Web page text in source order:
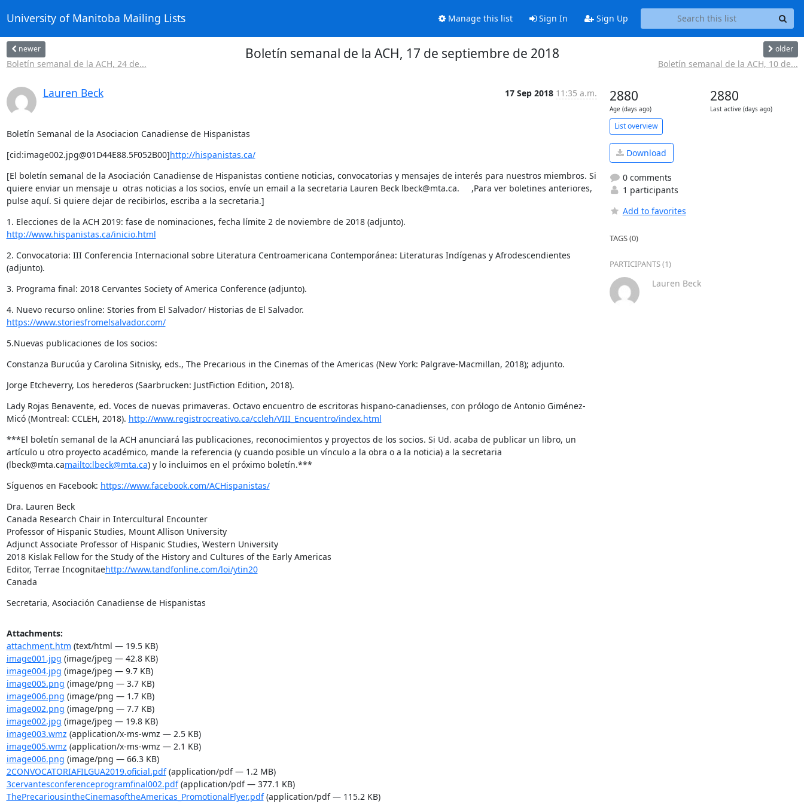
University of Manitoba Mailing Lists Manage this list Sign In Sign Up
newer
Boletín semanal de la ACH, 24 de...
Boletín semanal de la ACH, 17 de septiembre de 2018 older
Boletín semanal de la ACH, 10 de...
Lauren Beck 17 Sep 2018 11:35 a.m.
Boletín Semanal de la Asociacion Canadiense de Hispanistas
[cid:image002.jpg@01D44E88.5F052B00]http://hispanistas.ca/
[El boletín semanal de la Asociación Canadiense de Hispanistas contiene noticias, convocatorias y mensajes de interés para nuestros miembros. Si
quiere enviar un mensaje u  otras noticias a los socios, envíe un email a la secretaria Lauren Beck lbeck@mta.ca.     ,Para ver boletines anteriores,
pulse aquí. Si quiere dejar de recibirlos, escriba a la secretaria.]
http://www.hispanistas.ca/inicio.html
2. Convocatoria: III Conferencia Internacional sobre Literatura Centroamericana Contemporánea: Literaturas Indígenas y Afrodescendientes
(adjunto).
3. Programa final: 2018 Cervantes Society of America Conference (adjunto).
https://www.storiesfromelsalvador.com/
5.Nuevas publicaciones de los socios:
Constanza Burucúa y Carolina Sitnisky, eds., The Precarious in the Cinemas of the Americas (New York: Palgrave-Macmillan, 2018); adjunto.
Jorge Etcheverry, Los herederos (Saarbrucken: JustFiction Edition, 2018).
Lady Rojas Benavente, ed. Voces de nuevas primaveras. Octavo encuentro de escritoras hispano-canadienses, con prólogo de Antonio Giménez-
Micó (Montreal: CCLEH, 2018). http://www.registrocreativo.ca/ccleh/VIII_Encuentro/index.html
***El boletín semanal de la ACH anunciará las publicaciones, reconocimientos y proyectos de los socios. Si Ud. acaba de publicar un libro, un
artículo u otro proyecto académico, mande la referencia (y cuando posible un vínculo a la obra o a la noticia) a la secretaria
(lbeck@mta.camailto:lbeck@mta.ca) y lo incluimos en el próximo boletín.***
Síguenos en Facebook: https://www.facebook.com/ACHispanistas/
Dra. Lauren Beck
Canada Research Chair in Intercultural Encounter
Professor of Hispanic Studies, Mount Allison University
Adjunct Associate Professor of Hispanic Studies, Western University
2018 Kislak Fellow for the Study of the History and Cultures of the Early Americas
Editor, Terrae Incognitaehttp://www.tandfonline.com/loi/ytin20
Canada
Secretaria, Asociación Canadiense de Hispanistas
Attachments:
attachment.htm (text/html — 19.5 KB)
image001.jpg (image/jpeg — 42.8 KB)
image004.jpg (image/jpeg — 9.7 KB)
image005.png (image/png — 3.7 KB)
image006.png (image/png — 1.7 KB)
image002.png (image/png — 7.7 KB)
image002.jpg (image/jpeg — 19.8 KB)
image003.wmz (application/x-ms-wmz — 2.5 KB)
image005.wmz (application/x-ms-wmz — 2.1 KB)
image006.png (image/png — 66.3 KB)
2CONVOCATORIAFILGUA2019.oficial.pdf(application/pdf — 1.2 MB)
3cervantesconferenceprogramfinal002.pdf(application/pdf — 377.1 KB)
ThePrecariousintheCinemasoftheAmericas_PromotionalFlyer.pdf(application/pdf — 115.2 KB)
2880
Age (days ago)
2880
Last active (days ago)
List overview
Download
0 comments
1 participants
Add to favorites
TAGS (0)
PARTICIPANTS (1)
Lauren Beck